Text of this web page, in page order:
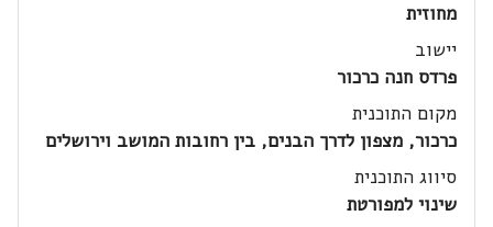
מחוזית
יישוב
פרדס חנה כרכור
מקום התוכנית
כרכור, מצפון לדרך הבנים, בין רחובות המושב וירושלים
סיווג התוכנית
שינוי למפורטת